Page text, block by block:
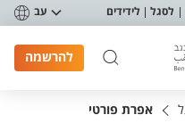
לסגל לידידים עב
להרשמה
אפרת פורטי